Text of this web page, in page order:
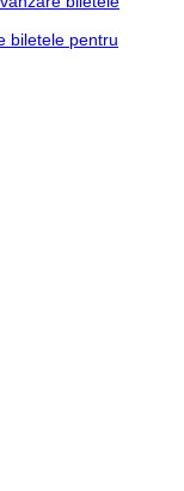
biletele pentru